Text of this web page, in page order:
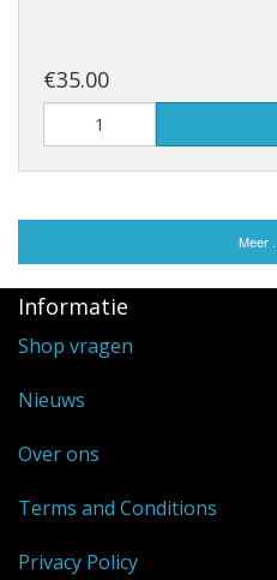
€35.00
Meer
Informatie
Shop vragen
Nieuws
Over ons
Terms and Conditions
Privacy Policy